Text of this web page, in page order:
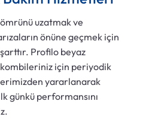
ömrünü uzatmak ve
önüne geçmek için
Profilo beyaz
kombileriniz için periyodik
yararlanarak
günkü performansını